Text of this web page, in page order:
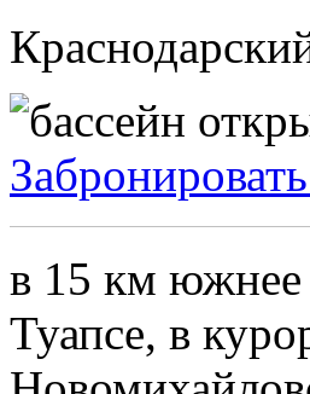
Забронировать
в 15 км южнее
Туапсе, в